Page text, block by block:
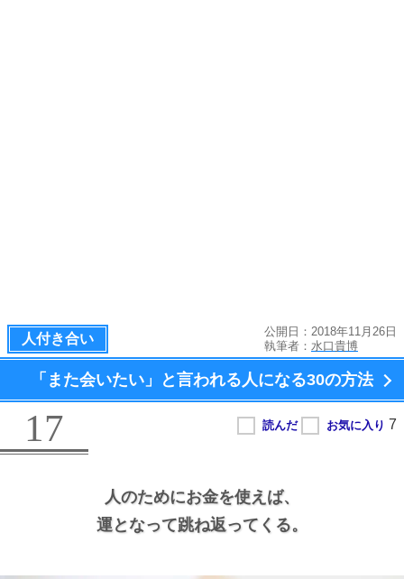
人付き合い
公開日：2018年11月26日
執筆者： 水口貴博
「また会いたい」と言われる人になる30の方法
17
人のためにお金を使えば、
運となって跳ね返ってくる。